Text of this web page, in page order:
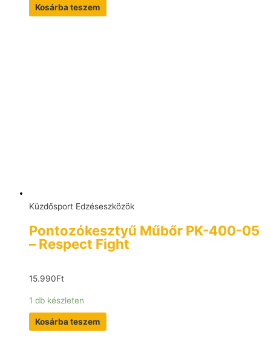
Kosárba teszem
Küzdősport Edzéseszközök
Pontozókesztyű Műbőr PK-400-05
– Respect Fight
15.990Ft
1 db készleten
Kosárba teszem